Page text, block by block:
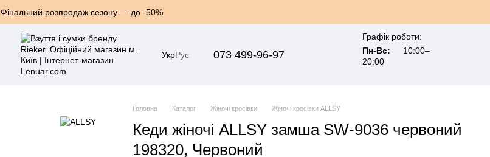
Фінальний розпродаж сезону — до -50%
УкрРус 073 499-96-97
Графік роботи:
Пн-Вс:
10:00–
20:00
Головна Каталог Жіночі кросівки Жіночі кросівки ALLSY
Кеди жіночі ALLSY замша SW-9036 червоний
198320, Червоний